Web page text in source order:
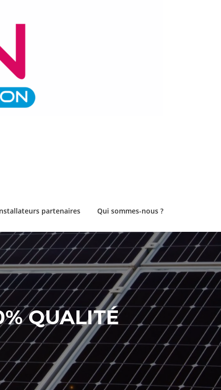
partenaires Qui sommes-nous ?
QUALITÉ